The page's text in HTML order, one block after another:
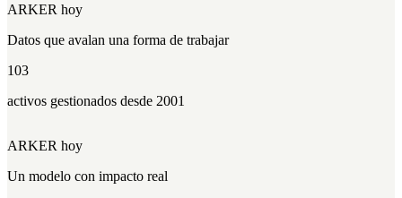
ARKER hoy
Datos que avalan una forma de trabajar
103
activos gestionados desde 2001
ARKER hoy
Un modelo con impacto real